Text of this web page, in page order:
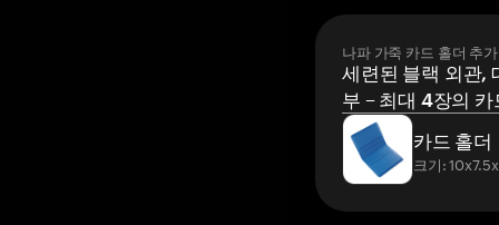
나파 가죽 카드 홀더 추가
세련된 블랙 외관,
부 – 최대 4장의
카드 홀더
크기: